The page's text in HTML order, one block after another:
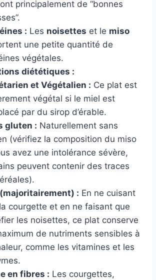
principalement de “bonnes
: Les noisettes et le miso
une petite quantité de
végétales.
diététiques :
et Végétalien : Ce plat est
végétal si le miel est
par du sirop d’érable.
gluten : Naturellement sans
(vérifiez la composition du miso
avez une intolérance sévère,
peuvent contenir des traces
: En ne cuisant
courgette et en ne faisant que
les noisettes, ce plat conserve
de nutriments sensibles à
comme les vitamines et les
en fibres : Les courgettes,